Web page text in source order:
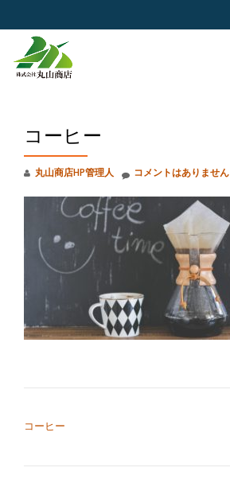
コーヒー
丸山商店HP管理人 コメントはありません
コーヒー